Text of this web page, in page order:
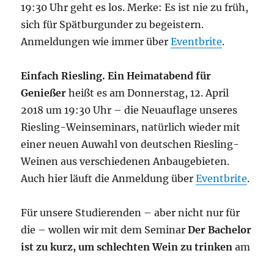
19:30 Uhr geht es los. Merke: Es ist nie zu früh,
sich für Spätburgunder zu begeistern.
Anmeldungen wie immer überEventbrite.
Einfach Riesling. Ein Heimatabend für
Genießer heißt es am Donnerstag, 12. April
2018 um 19:30 Uhr – die Neuauflage unseres
Riesling-Weinseminars, natürlich wieder mit
einer neuen Auwahl von deutschen Riesling-
Weinen aus verschiedenen Anbaugebieten.
Auch hier läuft die Anmeldung überEventbrite.
Für unsere Studierenden – aber nicht nur für
die – wollen wir mit dem SeminarDer Bachelor
ist zu kurz, um schlechten Wein zu trinken am